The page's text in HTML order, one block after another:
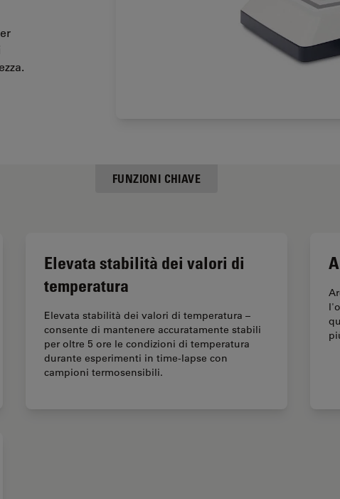
FUNZIONI CHIAVE
Elevata stabilità dei valori di
temperatura
Elevata stabilità dei valori di temperatura –
consente di mantenere accuratamente stabili
per oltre 5 ore le condizioni di temperatura
durante esperimenti in time-lapse con
campioni termosensibili.